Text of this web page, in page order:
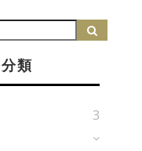
分類
3